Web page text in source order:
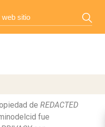
de REDACTED
fue